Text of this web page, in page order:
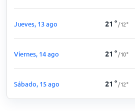
Jueves, 13 ago 21 ° /12°
Viernes, 14 ago 21 ° /10°
Sábado, 15 ago 21 ° /12°